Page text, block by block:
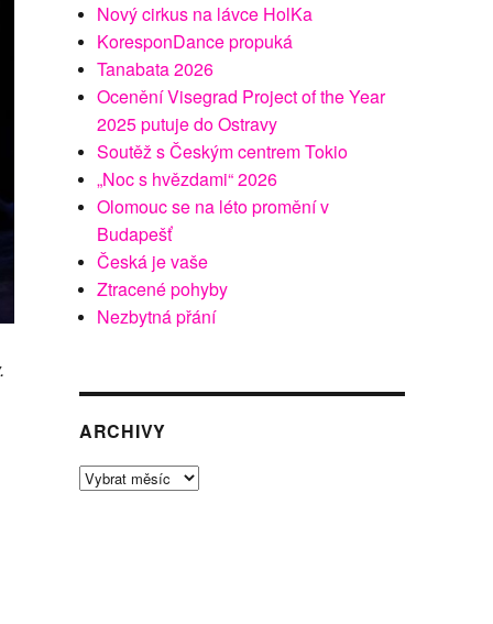
Nový cirkus na lávce HolKa
KoresponDance propuká
Tanabata 2026
Ocenění Visegrad Project of the Year
2025 putuje do Ostravy
Soutěž s Českým centrem Tokio
„Noc s hvězdami“ 2026
Olomouc se na léto promění v
Budapešť
Česká je vaše
Ztracené pohyby
Nezbytná přání
ARCHIVY
Archivy